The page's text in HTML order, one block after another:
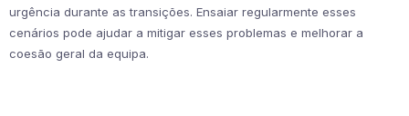
urgência durante as transições. Ensaiar regularmente esses
cenários pode ajudar a mitigar esses problemas e melhorar a
coesão geral da equipa.